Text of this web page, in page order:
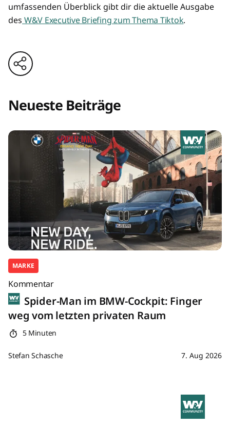
umfassenden Überblick gibt dir die aktuelle Ausgabe
des W&V Executive Briefing zum Thema Tiktok.
Neueste Beiträge
MARKE
Kommentar
Spider-Man im BMW-Cockpit: Finger
weg vom letzten privaten Raum
5 Minuten
Stefan Schasche 7. Aug 2026